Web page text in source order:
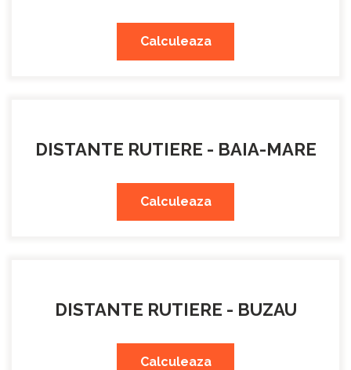
Calculeaza
DISTANTE RUTIERE - BAIA-MARE
Calculeaza
DISTANTE RUTIERE - BUZAU
Calculeaza